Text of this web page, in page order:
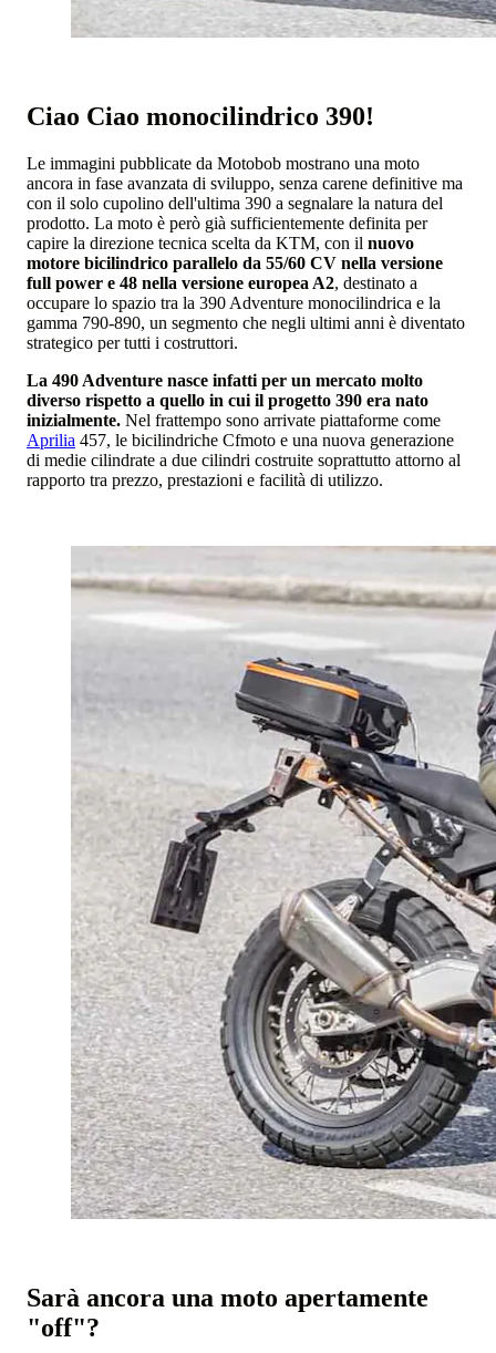
Ciao Ciao monocilindrico 390!
Le immagini pubblicate da Motobob mostrano una moto
ancora in fase avanzata di sviluppo, senza carene definitive ma
con il solo cupolino dell'ultima 390 a segnalare la natura del
prodotto. La moto è però già sufficientemente definita per
capire la direzione tecnica scelta da KTM, con il nuovo
motore bicilindrico parallelo da 55/60 CV nella versione
full power e 48 nella versione europea A2, destinato a
occupare lo spazio tra la 390 Adventure monocilindrica e la
gamma 790-890, un segmento che negli ultimi anni è diventato
strategico per tutti i costruttori.
La 490 Adventure nasce infatti per un mercato molto
diverso rispetto a quello in cui il progetto 390 era nato
inizialmente. Nel frattempo sono arrivate piattaforme come
Aprilia 457, le bicilindriche Cfmoto e una nuova generazione
di medie cilindrate a due cilindri costruite soprattutto attorno al
rapporto tra prezzo, prestazioni e facilità di utilizzo.
Sarà ancora una moto apertamente
"off"?